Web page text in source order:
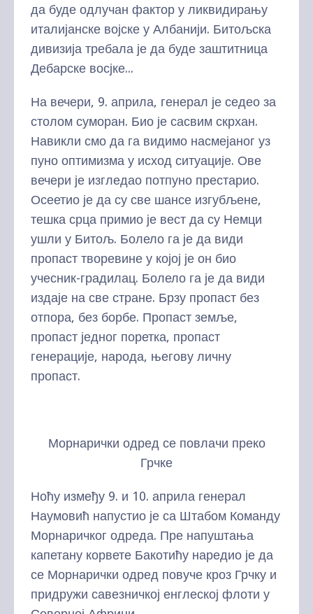
да буде одлучан фактор у ликвидирању
италијанске војске у Албанији. Битољска
дивизија требала је да буде заштитница
Дебарске восјке...
На вечери, 9. априла, генерал је седео за
столом суморан. Био је сасвим скрхан.
Навикли смо да га видимо насмејаног уз
пуно оптимизма у исход ситуације. Ове
вечери је изгледао потпуно престарио.
Осеетио је да су све шансе изгубљене,
тешка срца примио је вест да су Немци
ушли у Битољ. Болело га је да види
пропаст творевине у којој је он био
учесник-градилац. Болело га је да види
издаје на све стране. Брзу пропаст без
отпора, без борбе. Пропаст земље,
пропаст једног поретка, пропаст
генерације, народа, његову личну
пропаст.
Морнарички одред се повлачи преко
Грчке
Ноћу између 9. и 10. априла генерал
Наумовић напустио је са Штабом Команду
Морнаричког одреда. Пре напуштања
капетану корвете Бакотићу наредио је да
се Морнарички одред повуче кроз Грчку и
придружи савезничкој енглеској флоти у